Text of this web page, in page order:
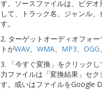
す。ソースファイルは、ビデ
して、トラック名、ジャンル
す。
2. ターゲットオーディオフォ
トがWAV、 WMA、 MP3、 OGG、
3. 「今すぐ変換」をクリック
力ファイルは「変換結果」セク
す。或いはファイルをGoogle